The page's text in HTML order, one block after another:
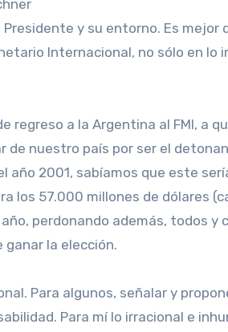
y su entorno. Es mejor
Internacional, no sólo en
regreso a la Argentina al FMI, a
nuestro país por ser el
2001, sabíamos que este
los 57.000 millones de dólares
perdonando además, todos
la elección.
Para algunos, señalar y
Para mí lo irracional e